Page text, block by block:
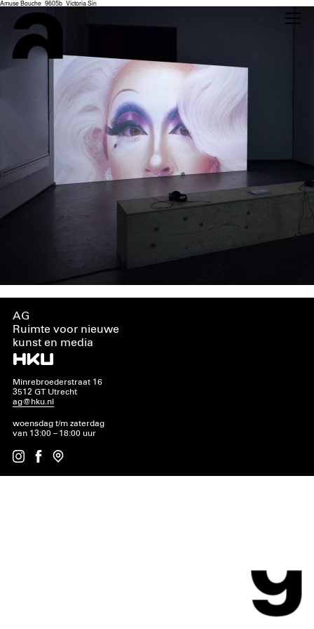
Amuse Bouche_9605b_Victoria Sin
AG
Ruimte voor nieuwe
kunst en media
Minrebroederstraat 16
3512 GT Utrecht
ag@hku.nl
woensdag t/m zaterdag
van 13:00 – 18:00 uur